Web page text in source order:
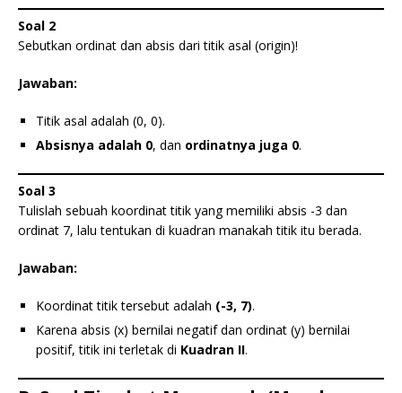
Soal 2
Sebutkan ordinat dan absis dari titik asal (origin)!
Jawaban:
Titik asal adalah (0, 0).
Absisnya adalah 0, dan ordinatnya juga 0.
Soal 3
Tulislah sebuah koordinat titik yang memiliki absis -3 dan
ordinat 7, lalu tentukan di kuadran manakah titik itu berada.
Jawaban:
Koordinat titik tersebut adalah (-3, 7).
Karena absis (x) bernilai negatif dan ordinat (y) bernilai
positif, titik ini terletak di Kuadran II.